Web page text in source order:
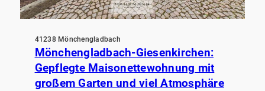
41238 Mönchengladbach
Mönchengladbach-Giesenkirchen:
Gepflegte Maisonettewohnung mit
großem Garten und viel Atmosphäre